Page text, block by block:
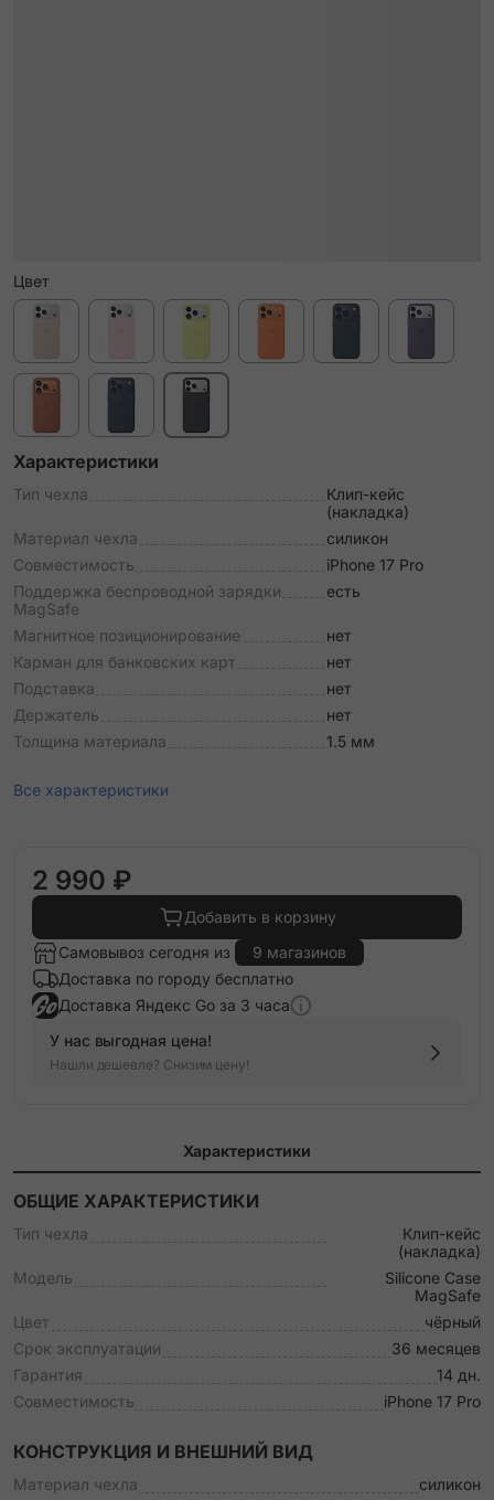
Цвет
Характеристики
Тип чехла
Клип-кейс
(накладка)
Материал чехла
силикон
Совместимость
iPhone 17 Pro
Поддержка беспроводной зарядки
MagSafe
есть
Магнитное позиционирование
нет
Карман для банковских карт
нет
Подставка
нет
Держатель
нет
Толщина материала
1.5 мм
Все характеристики
2 990 ₽
Добавить в корзину
Самовывоз сегодня из
9 магазинов
Доставка по городу бесплатно
Доставка Яндекс Go за 3 часа
У нас выгодная цена!
Нашли дешевле? Снизим цену!
Характеристики
ОБЩИЕ ХАРАКТЕРИСТИКИ
Тип чехла
Клип-кейс
(накладка)
Модель
Silicone Case
MagSafe
Цвет
чёрный
Срок эксплуатации
36 месяцев
Гарантия
14 дн.
Совместимость
iPhone 17 Pro
КОНСТРУКЦИЯ И ВНЕШНИЙ ВИД
Материал чехла
силикон